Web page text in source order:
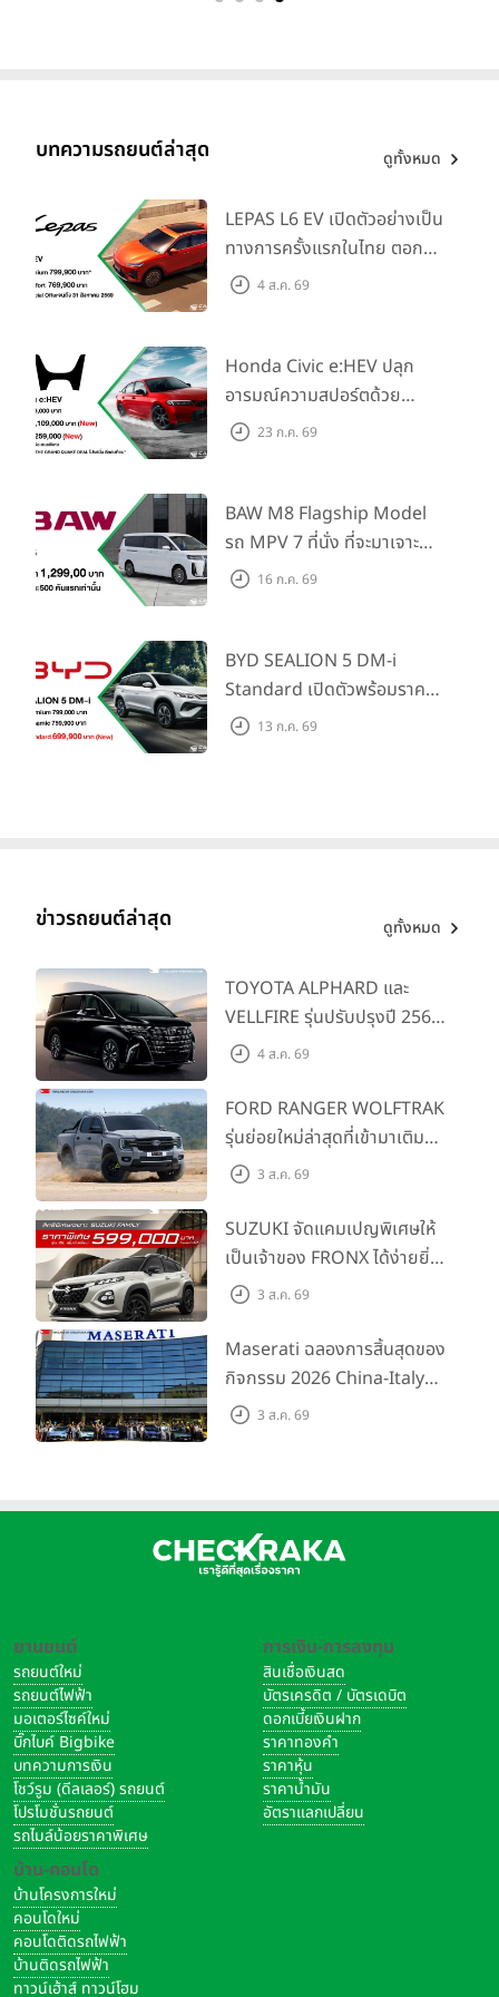
บทความรถยนต์ล่าสุด ดูทั้งหมด
LEPAS L6 EV เปิดตัวอย่างเป็น
ทางการครั้งแรกในไทย ตอกย้ำ
วิสัยทัศน์ “Drive Your
4 ส.ค. 69
Honda Civic e:HEV ปลุก
อารมณ์ความสปอร์ตด้วย
Honda S+ Shift ครั้งแรกใน
Traffic Monitor เพียงจอง
ภายใน 31 ก.ค. 2569 รับบัตร
น้ำมันมูลค่า 10,000 บาท
23 ก.ค. 69
BAW M8 Flagship Model
รถ MPV 7 ที่นั่ง ที่จะมาเจาะ
ตลาดครอบครัวและองค์กรยุค
แรก)
16 ก.ค. 69
BYD SEALION 5 DM-i
Standard เปิดตัวพร้อมราคา
คาดการณ์ 699,900 บาท รุ่น
13 ก.ค. 69
ข่าวรถยนต์ล่าสุด ดูทั้งหมด
TOYOTA ALPHARD และ
VELLFIRE รุ่นปรับปรุงปี 2569
พร้อมรุ่นย่อยใหม่ HEV
4 ส.ค. 69
FORD RANGER WOLFTRAK
รุ่นย่อยใหม่ล่าสุดที่เข้ามาเติม
เต็มไลน์อัป พร้อมตอบโจทย์ทุก
พร้อมลุย ด้วยราคาพิเศษเริ่ม
ต้นที่ 9.49 แสนบาท
3 ส.ค. 69
SUZUKI จัดแคมเปญพิเศษให้
เป็นเจ้าของ FRONX ได้ง่ายยิ่ง
ขึ้นสำหรับรุ่น GL ราคาพิเศษ
200 คัน พร้อมข้อเสนอสุดคุ้ม
3 ส.ค. 69
Maserati ฉลองการสิ้นสุดของ
กิจกรรม 2026 China-Italy
Grand Tour ณ สำนักงาน
3 ส.ค. 69
ยานยนต์
รถยนต์ใหม่
รถยนต์ไฟฟ้า
มอเตอร์ไซค์ใหม่
บิ๊กไบค์ Bigbike
บทความการเงิน
โชว์รูม (ดีลเลอร์) รถยนต์
โปรโมชั่นรถยนต์
รถไมล์น้อยราคาพิเศษ
บ้าน-คอนโด
บ้านโครงการใหม่
คอนโดใหม่
คอนโดติดรถไฟฟ้า
บ้านติดรถไฟฟ้า
ทาวน์เฮ้าส์ ทาวน์โฮม
การเงิน-การลงทุน
สินเชื่อเงินสด
บัตรเครดิต / บัตรเดบิต
ดอกเบี้ยเงินฝาก
ราคาทองคำ
ราคาหุ้น
ราคาน้ำมัน
อัตราแลกเปลี่ยน